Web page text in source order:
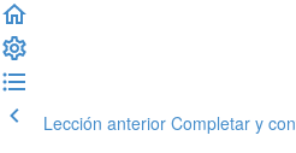
Lección anterior Completar y